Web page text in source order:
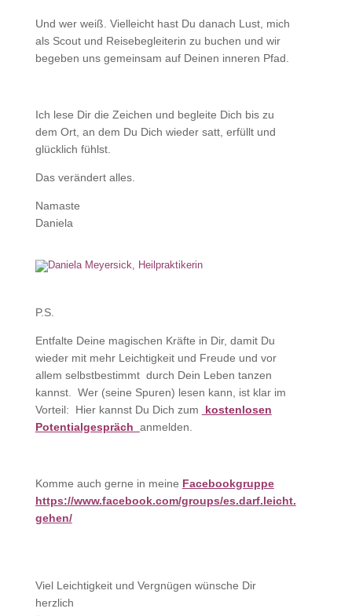
Und wer weiß. Vielleicht hast Du danach Lust, mich
als Scout und Reisebegleiterin zu buchen und wir
begeben uns gemeinsam auf Deinen inneren Pfad.
Ich lese Dir die Zeichen und begleite Dich bis zu
dem Ort, an dem Du Dich wieder satt, erfüllt und
glücklich fühlst.
Das verändert alles.
Namaste
Daniela
P.S.
Entfalte Deine magischen Kräfte in Dir, damit Du
wieder mit mehr Leichtigkeit und Freude und vor
allem selbstbestimmt durch Dein Leben tanzen
kannst. Wer (seine Spuren) lesen kann, ist klar im
Vorteil: Hier kannst Du Dich zum
kostenlosen
Potentialgespräch anmelden.
Komme auch gerne in meine Facebookgruppe
https://www.facebook.com/groups/es.darf.leicht.
gehen/
Viel Leichtigkeit und Vergnügen wünsche Dir
herzlich